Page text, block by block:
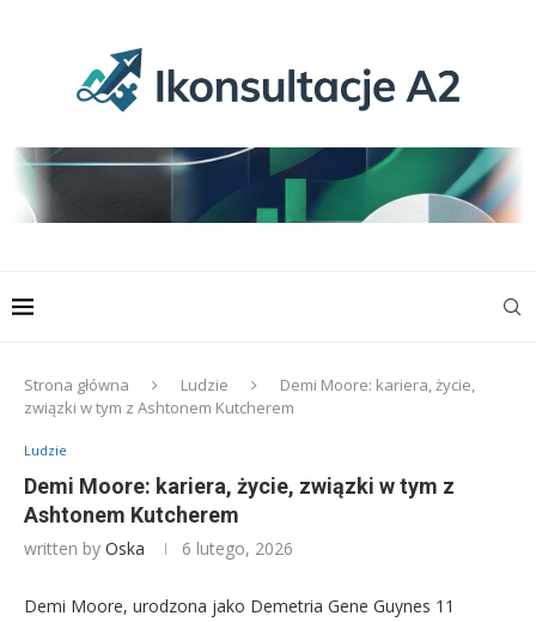
Strona główna Ludzie
Demi Moore: kariera, życie,
związki w tym z Ashtonem Kutcherem
Ludzie
Demi Moore: kariera, życie, związki w tym z
Ashtonem Kutcherem
written by Oska 6 lutego, 2026
Demi Moore, urodzona jako Demetria Gene Guynes 11